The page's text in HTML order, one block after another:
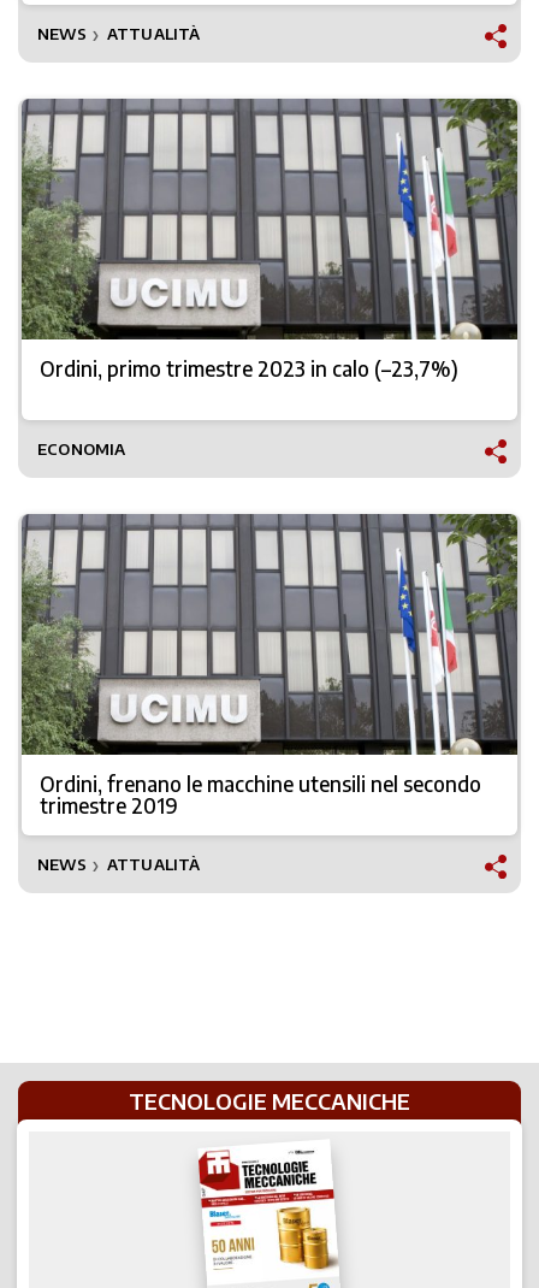
NEWS ❯ ATTUALITÀ
Ordini, primo trimestre 2023 in calo (–23,7%)
ECONOMIA
Ordini, frenano le macchine utensili nel secondo
trimestre 2019
NEWS ❯ ATTUALITÀ
TECNOLOGIE MECCANICHE